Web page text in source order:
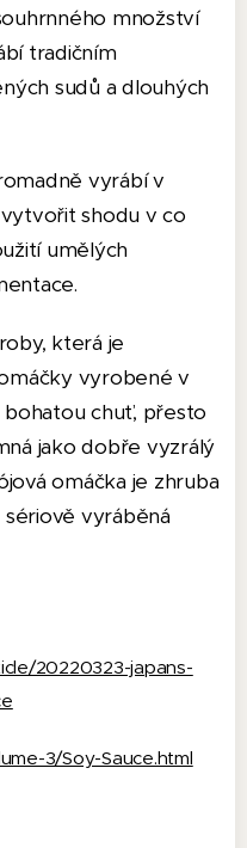
množství
tradičním
sudů a dlouhých
vyrábí v
shodu v co
umělých
která je
vyrobené v
bohatou chuť, přesto
jako dobře vyzrálý
omáčka je zhruba
vyráběná
20220323-japans-
3/Soy-Sauce.html